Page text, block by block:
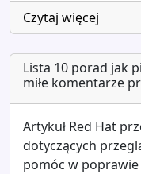
Czytaj więcej
Lista 10 porad jak
miłe komentarze
Artykuł Red Hat
dotyczących
pomóc w